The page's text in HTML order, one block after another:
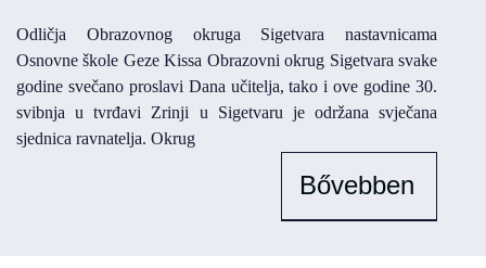
Odličja Obrazovnog okruga Sigetvara nastavnicama
Osnovne škole Geze Kissa Obrazovni okrug Sigetvara svake
godine svečano proslavi Dana učitelja, tako i ove godine 30.
svibnja u tvrđavi Zrinji u Sigetvaru je održana svječana
sjednica ravnatelja. Okrug
Bővebben